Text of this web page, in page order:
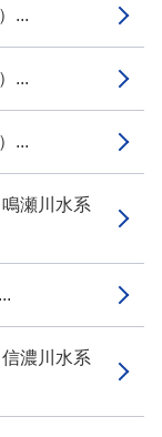
...
...
...
瀬川水系
濃川水系